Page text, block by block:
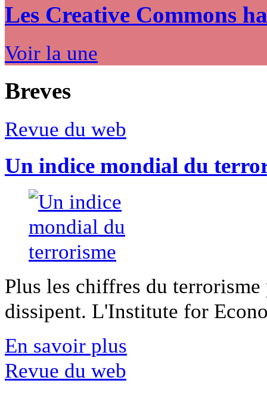
Les Creative Commons
Voir la une
Breves
Revue du web
Un indice mondial du
Plus les chiffres du
dissipent. L'Institute for
En savoir plus
Revue du web